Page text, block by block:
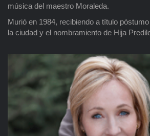
música del maestro Moraleda.
Murió en 1984, recibiendo a título
la ciudad y el nombramiento de Hija